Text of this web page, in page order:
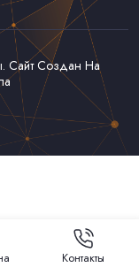
Сайт Создан На
Контакты